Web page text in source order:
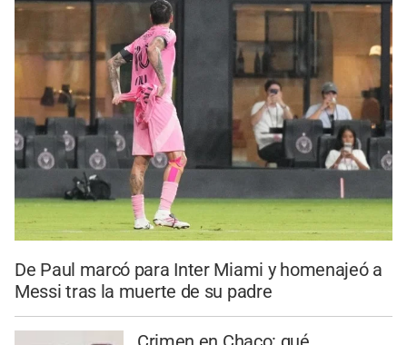
De Paul marcó para Inter Miami y homenajeó a
Messi tras la muerte de su padre